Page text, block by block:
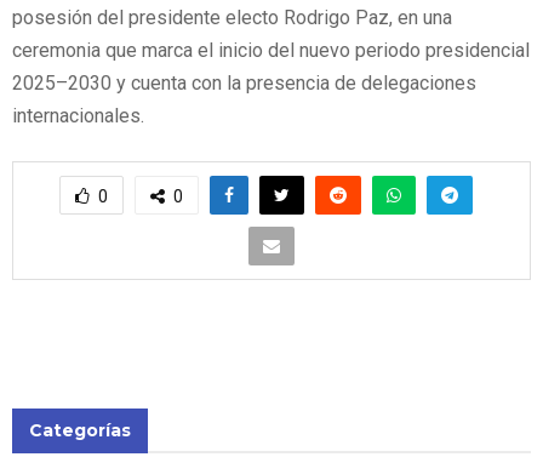
posesión del presidente electo Rodrigo Paz, en una
ceremonia que marca el inicio del nuevo periodo presidencial
2025–2030 y cuenta con la presencia de delegaciones
internacionales.
0 0
Categorías